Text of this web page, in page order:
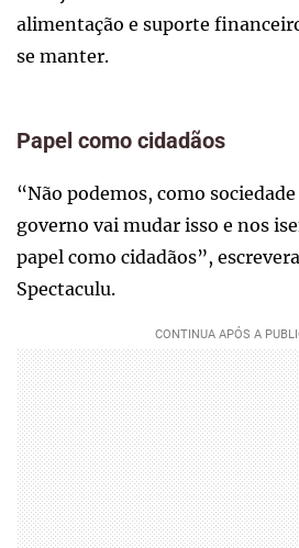
alimentação e suporte
se manter.
Papel como cidadãos
“Não podemos, como
governo vai mudar isso e nos
papel como cidadãos”,
Spectaculu.